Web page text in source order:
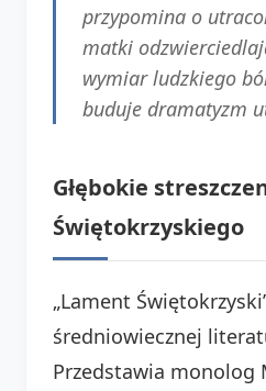
przypomina o
matki
wymiar ludzkiego
buduje dramatyzm
Głębokie
Świętokrzyskiego
„Lament
średniowiecznej
Przedstawia monolog